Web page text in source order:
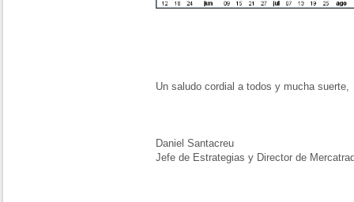
Un saludo cordial a todos y mucha suerte,
Daniel Santacreu
Jefe de Estrategias y Director de